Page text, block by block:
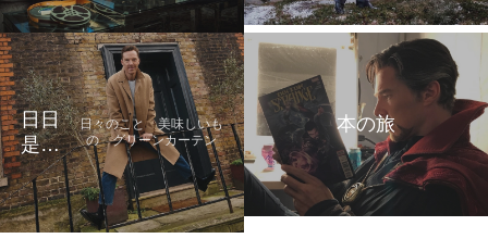
旅
日日
是好
日
日々のこと 美味しいも
の グリーンカーテン
本の旅